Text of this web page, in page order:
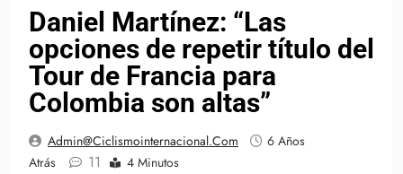
Daniel Martínez: “Las
opciones de repetir título del
Tour de Francia para
Colombia son altas”
Admin@ciclismointernacional.com
6 Años
Atrás
11 4 Minutos